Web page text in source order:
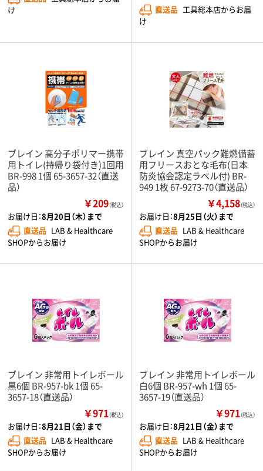
け
直送品 工具総本店からお届
け
ブレイン 高分子ポリマー携帯
用トイレ(持帰り袋付き)1回用
BR-998 1個 65-3657-32（直送
品）
￥209（税込）
お届け日：8月20日（木）まで
直送品 LAB & Healthcare
SHOPからお届け
ブレイン 真空パック難燃備蓄
用フリースおとな毛布(日本
防炎協会認定ラベル付) BR-
949 1枚 67-9273-70（直送品）
￥4,158（税込）
お届け日：8月25日（火）まで
直送品 LAB & Healthcare
SHOPからお届け
ブレイン 非常用トイレボール
黒6個 BR-957-bk 1個 65-
3657-18（直送品）
￥971（税込）
お届け日：8月21日（金）まで
直送品 LAB & Healthcare
SHOPからお届け
ブレイン 非常用トイレボール
白6個 BR-957-wh 1個 65-
3657-19（直送品）
￥971（税込）
お届け日：8月21日（金）まで
直送品 LAB & Healthcare
SHOPからお届け